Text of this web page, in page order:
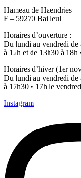
Hameau de Haendries
F – 59270 Bailleul
Horaires d’ouverture :
Du lundi au vendredi de
à 12h et de 13h30 à 18h
Horaires d’hiver (1er
Du lundi au vendredi de
à 17h30 • 17h le
Instagram